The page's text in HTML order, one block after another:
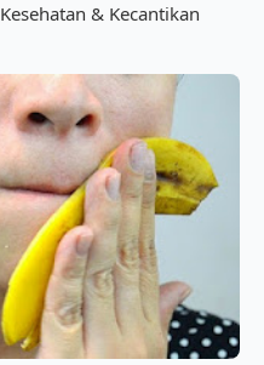
& Kecantikan